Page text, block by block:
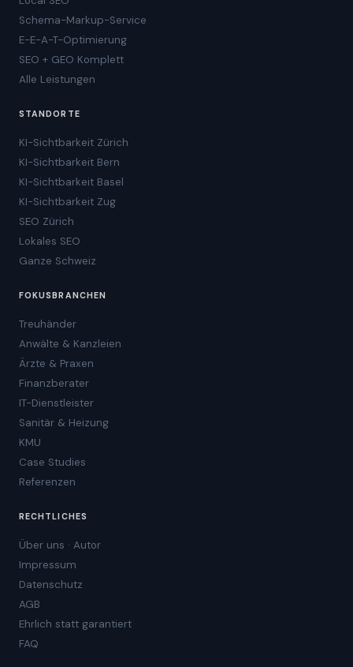
Schema-Markup-Service
E-E-A-T-Optimierung
SEO + GEO Komplett
Alle Leistungen
STANDORTE
KI-Sichtbarkeit Zürich
KI-Sichtbarkeit Bern
KI-Sichtbarkeit Basel
KI-Sichtbarkeit Zug
SEO Zürich
Lokales SEO
Ganze Schweiz
FOKUSBRANCHEN
Treuhänder
Anwälte & Kanzleien
Ärzte & Praxen
Finanzberater
IT-Dienstleister
Sanitär & Heizung
KMU
Case Studies
Referenzen
RECHTLICHES
Über uns · Autor
Impressum
Datenschutz
AGB
Ehrlich statt garantiert
FAQ